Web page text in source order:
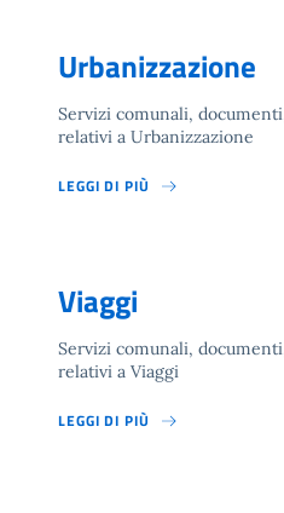
Urbanizzazione
Servizi comunali,
relativi a Urbanizzazione
LEGGI DI PIÙ
Viaggi
Servizi comunali,
relativi a Viaggi
LEGGI DI PIÙ